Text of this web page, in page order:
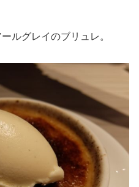
ルグレイのブリュレ。